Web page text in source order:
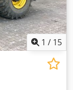
1 / 15